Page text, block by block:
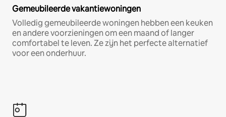
Gemeubileerde vakantiewoningen
Volledig gemeubileerde woningen hebben een keuken
en andere voorzieningen om een maand of langer
comfortabel te leven. Ze zijn het perfecte alternatief
voor een onderhuur.